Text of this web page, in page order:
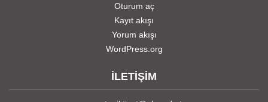
Oturum aç
Kayıt akışı
Yorum akışı
WordPress.org
İLETİŞİM